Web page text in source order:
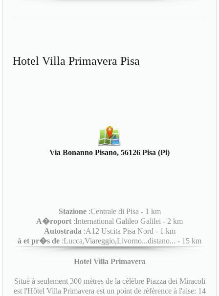
Hotel Villa Primavera Pisa
Via Bonanno Pisano, 56126 Pisa (Pi)
Stazione:Centrale di Pisa - 1 km
A�roport :International Galileo Galilei - 2 km
Autostrada :A12 Uscita Pisa Nord - 1 km
à et pr�s de :Lucca,Viareggio,Livorno...distano... - 15 km
Hotel Villa Primavera
Situè à seulement 300 mètres de la cèlèbre Piazza dei Miracoli
est l'Hôtel Villa Primavera est un point de rèfèrence à l'aise: 14